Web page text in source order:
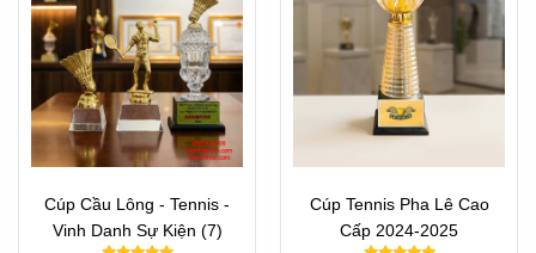
Cúp Cầu Lông - Tennis -
Vinh Danh Sự Kiện (7)
Cúp Tennis Pha Lê Cao
Cấp 2024-2025